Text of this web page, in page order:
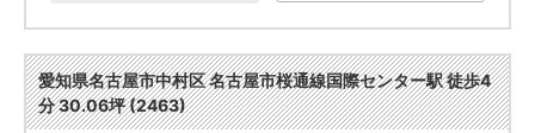
愛知県名古屋市中村区 名古屋市桜通線国際センター駅 徒歩4
分 30.06坪 (2463)